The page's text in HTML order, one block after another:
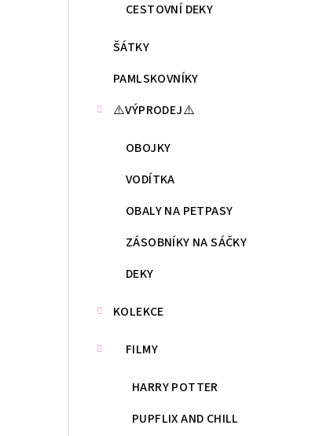
CESTOVNÍ DEKY
ŠÁTKY
PAMLSKOVNÍKY
⚠️VÝPRODEJ⚠️
OBOJKY
VODÍTKA
OBALY NA PETPASY
ZÁSOBNÍKY NA SÁČKY
DEKY
KOLEKCE
FILMY
HARRY POTTER
PUPFLIX AND CHILL